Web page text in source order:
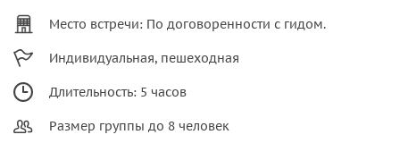
Место встречи: По договоренности с гидом.
Индивидуальная, пешеходная
Длительность: 5 часов
Размер группы до 8 человек